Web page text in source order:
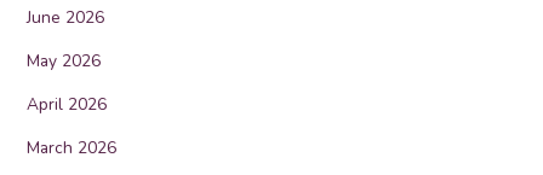
June 2026
May 2026
April 2026
March 2026